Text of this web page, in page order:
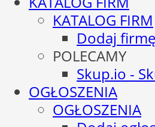
KATALOG FIRM
Dodaj
POLECAMY
Skup.io -
OGŁOSZENIA
OGŁOSZENIA